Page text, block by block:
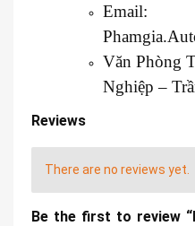
Email:
Văn Phòng
Nghiệp –
Reviews
There are no reviews yet.
Be the first to review